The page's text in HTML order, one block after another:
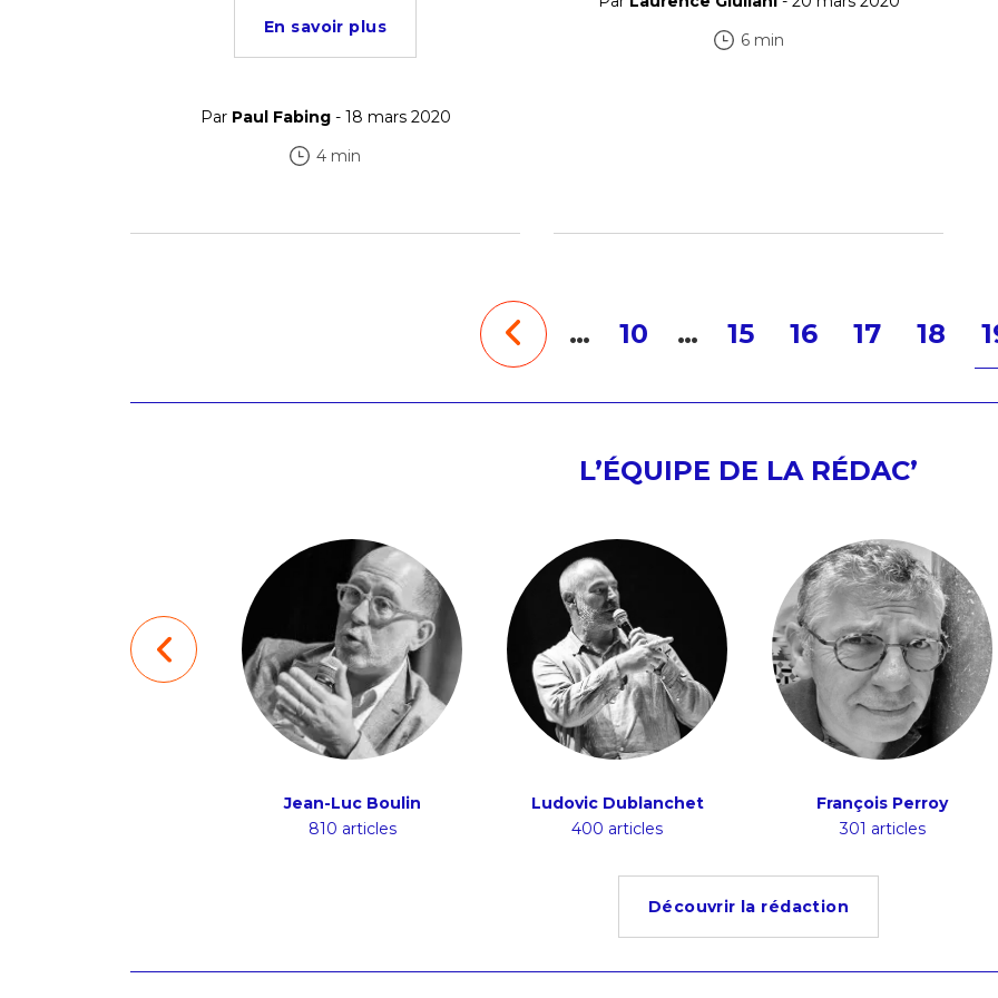
En savoir plus
Par Paul Fabing- 18 mars 2020
4 min
6 min
… 10 … 15 16 17 18
L’ÉQUIPE DE LA RÉDAC’
Jean-Luc Boulin
810 articles
Ludovic Dublanchet
400 articles
François Perroy
301 articles
Découvrir la rédaction